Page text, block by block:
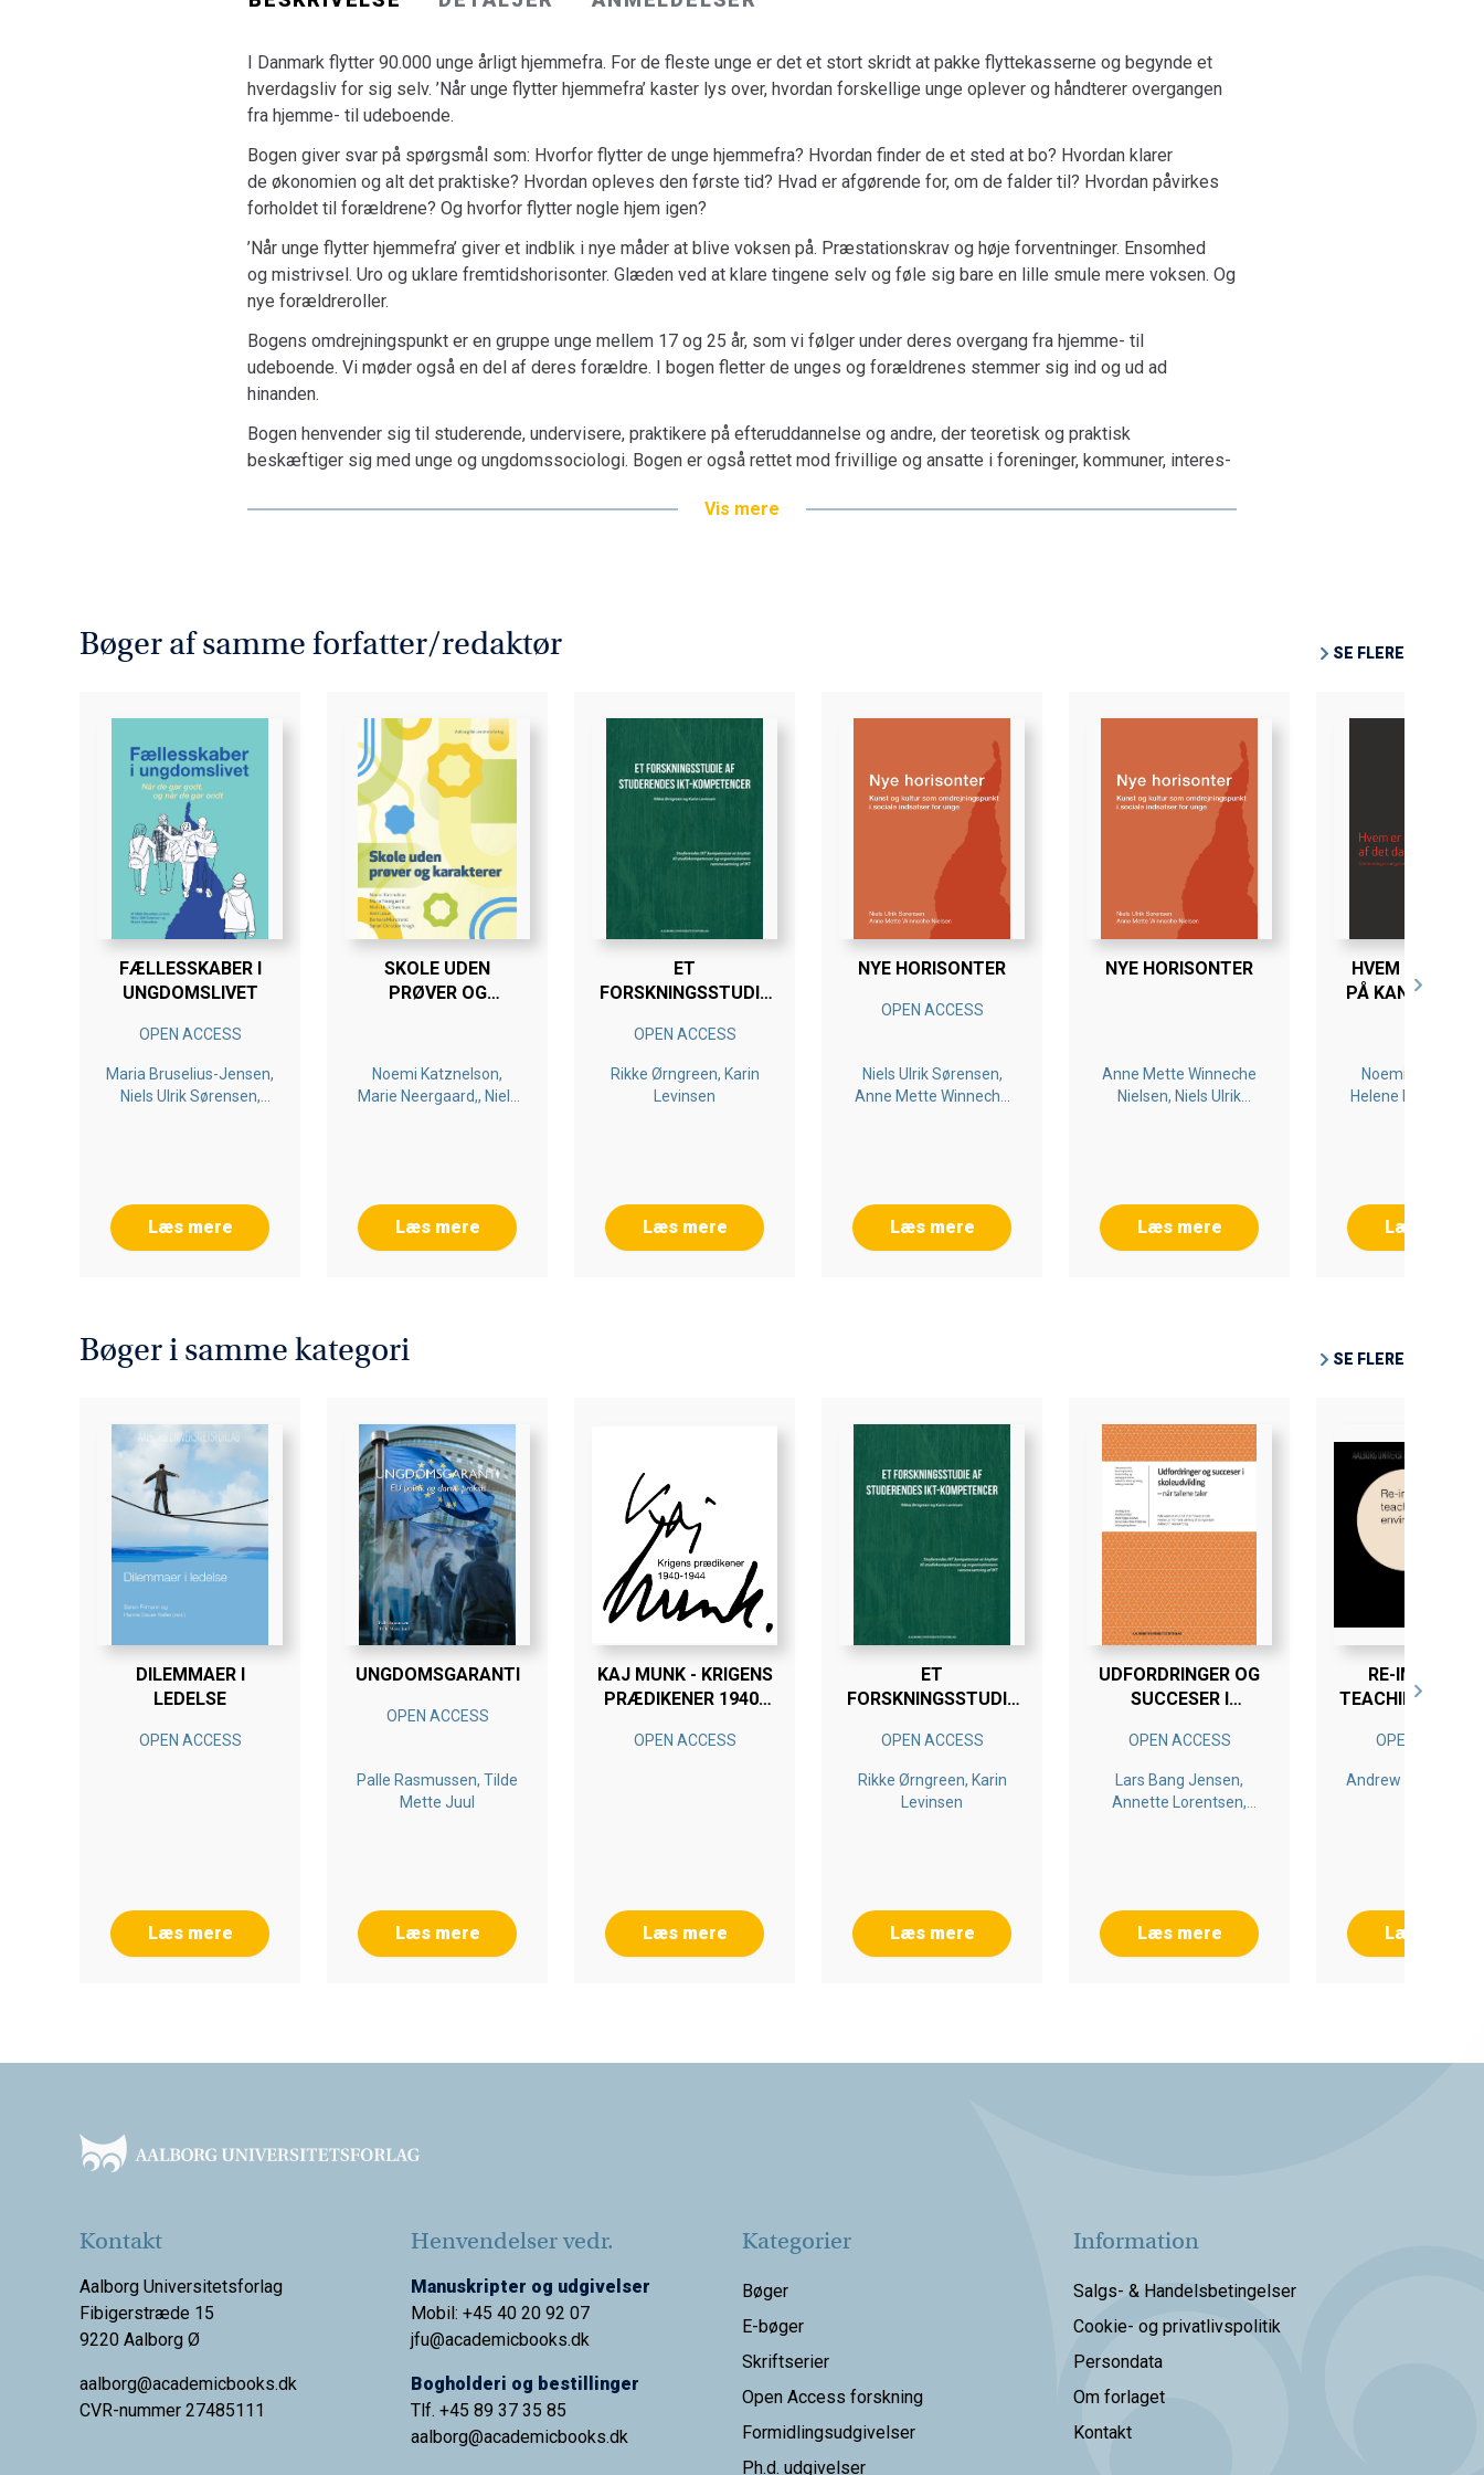
støttet af Nordea-fonden.
I Danmark flytter 90.000 unge årligt hjemmefra. For de fleste unge er det et stort skridt at pakke flyttekasserne og begynde et
hverdagsliv for sig selv. ’Når unge flytter hjemmefra’ kaster lys over, hvordan forskellige unge oplever og håndterer overgangen
fra hjemme- til udeboende.
Bogen giver svar på spørgsmål som: Hvorfor flytter de unge hjemmefra? Hvordan finder de et sted at bo? Hvordan klarer
de økonomien og alt det praktiske? Hvordan opleves den første tid? Hvad er afgørende for, om de falder til? Hvordan påvirkes
forholdet til forældrene? Og hvorfor flytter nogle hjem igen?
’Når unge flytter hjemmefra’ giver et indblik i nye måder at blive voksen på. Præ­sta­ti­ons­krav og høje forventninger. Ensomhed
og mistrivsel. Uro og uklare frem­tids­ho­ri­son­ter. Glæden ved at klare tingene selv og føle sig bare en lille smule mere voksen. Og
nye forældreroller.
Bogens omdrejningspunkt er en gruppe unge mellem 17 og 25 år, som vi følger under deres overgang fra hjemme- til
udeboende. Vi møder også en del af deres forældre. I bogen fletter de unges og forældrenes stemmer sig ind og ud ad
hinanden.
Bogen henvender sig til studerende, undervisere, praktikere på efteruddannelse og andre, der teoretisk og praktisk
beskæftiger sig med unge og ungdomssociologi. Bogen er også rettet mod frivillige og ansatte i foreninger, kommuner, in­te­res­
Vis mere
Bøger af samme forfatter/redaktør SE FLERE
FÆLLESSKABER I
UNGDOMSLIVET
OPEN ACCESS
Maria Bruselius-Jensen,
Niels Ulrik Sørensen,
Læs mere
SKOLE UDEN
PRØVER OG
FEEDBACK PÅ FRI-
OG EFTERSKOLER,
Noemi Katznelson,
Marie Neergaard,, Niels
Læs mere
ET
FORSKNINGSSTUDIE
IKT-KOMPETENCER
OPEN ACCESS
Rikke Ørngreen, Karin
Levinsen
Læs mere
NYE HORISONTER
OPEN ACCESS
Niels Ulrik Sørensen,
Anne Mette Winneche
Læs mere
NYE HORISONTER
Anne Mette Winneche
Nielsen, Niels Ulrik
Læs mere
HVEM ER DE
PÅ KANTEN AF
Noemi
Helene Elisabeth
Læs mere
Bøger i samme kategori SE FLERE
DILEMMAER I
LEDELSE
OPEN ACCESS
Læs mere
UNGDOMSGARANTI
OPEN ACCESS
Palle Rasmussen, Tilde
Mette Juul
Læs mere
KAJ MUNK - KRIGENS
PRÆDIKENER 1940-
OPEN ACCESS
Læs mere
ET
FORSKNINGSSTUDIE
IKT-KOMPETENCER
OPEN ACCESS
Rikke Ørngreen, Karin
Levinsen
Læs mere
UDFORDRINGER OG
SUCCESER I
OPEN ACCESS
Lars Bang Jensen,
Annette Lorentsen,
Læs mere
RE-IMAGINING
TEACHING IN
OPEN ACCESS
Andrew Cass,
Læs mere
Kontakt
Aalborg Universitetsforlag
Fibigerstræde 15
9220 Aalborg Ø
aalborg@academicbooks.dk
CVR-nummer 27485111
Henvendelser vedr.
Manuskripter og udgivelser
Mobil: +45 40 20 92 07
jfu@academicbooks.dk
Bogholderi og bestillinger
Tlf. +45 89 37 35 85
aalborg@academicbooks.dk
Kategorier
Bøger
E-bøger
Skriftserier
Open Access forskning
Formidlingsudgivelser
Ph.d. udgivelser
Information
Salgs- & Handelsbetingelser
Cookie- og privatlivspolitik
Persondata
Om forlaget
Kontakt